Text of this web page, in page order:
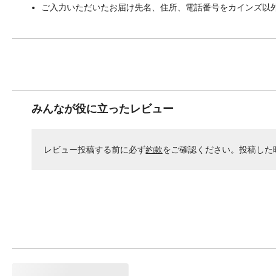
ご入力いただいたお届け先名、住所、電話番号をカインズ
みんなが役に立ったレビュー
レビュー投稿する前に必ず約款をご確認ください。投稿した